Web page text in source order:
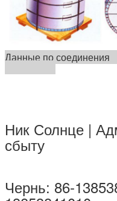
Данные
Ник Солнце |
сбыту
Чернь: 86-